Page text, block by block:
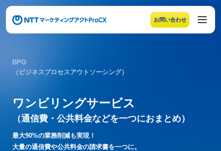
お問い合わせ
メニューの末尾です。Escape キーでメニューを閉じるこ
BPO
（ビジネスプロセスアウトソーシング）
ワンビリングサービス
（通信費・公共料金などを一つにおまとめ）
最大90%の業務削減も実現！
大量の通信費や公共料金の請求書を一つに。